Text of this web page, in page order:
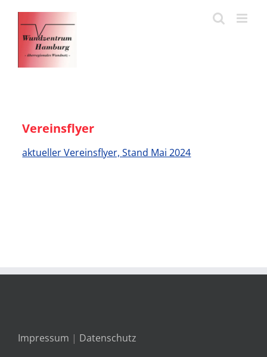
Inhalt
springen
Vereinsflyer
aktueller Vereinsflyer, Stand Mai 2024
Impressum | Datenschutz